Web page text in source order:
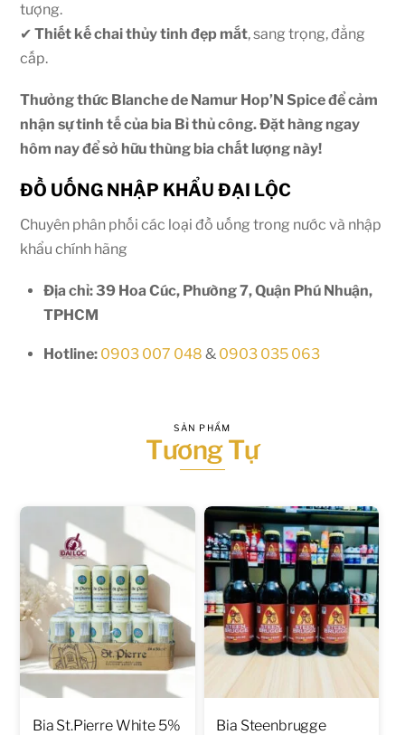
tượng.
✔Thiết kế chai thủy tinh đẹp mắt, sang trọng, đẳng
cấp.
Thưởng thức Blanche de Namur Hop’N Spice để cảm
nhận sự tinh tế của bia Bỉ thủ công. Đặt hàng ngay
hôm nay để sở hữu thùng bia chất lượng này!
ĐỒ UỐNG NHẬP KHẨU ĐẠI LỘC
Chuyên phân phối các loại đồ uống trong nước và nhập
khẩu chính hãng
Địa chỉ: 39 Hoa Cúc, Phường 7, Quận Phú Nhuận,
TPHCM
Hotline: 0903 007 048 & 0903 035 063
SẢN PHẨM
Tương Tự
Bia St.Pierre White 5%
Bia Steenbrugge